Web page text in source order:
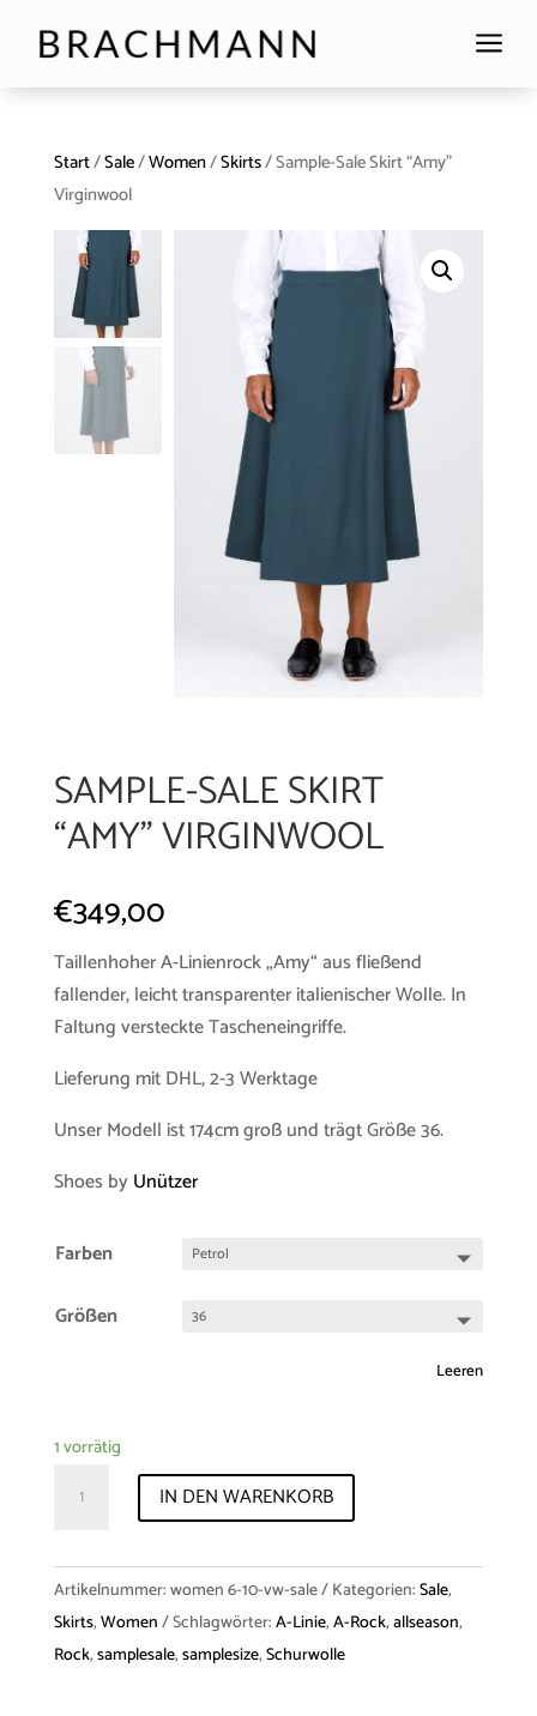
a
Start/Sale/Women/Skirts/ Sample-Sale Skirt “Amy”
Virginwool
SAMPLE-SALE SKIRT
“AMY” VIRGINWOOL
€349,00
Taillenhoher A-Linienrock „Amy“ aus fließend
fallender, leicht transparenter italienischer Wolle. In
Faltung versteckte Tascheneingriffe.
Lieferung mit DHL, 2-3 Werktage
Unser Modell ist 174cm groß und trägt Größe 36.
Shoes byUnützer
Farben
Größen
Leeren
1 vorrätig
Sale
"Amy"
Virginwool
Menge
IN DEN WARENKORB
Artikelnummer:women 6-10-vw-sale Kategorien:Sale,
Skirts,Women Schlagwörter:A-Linie,A-Rock,allseason,
Rock,samplesale,samplesize,Schurwolle